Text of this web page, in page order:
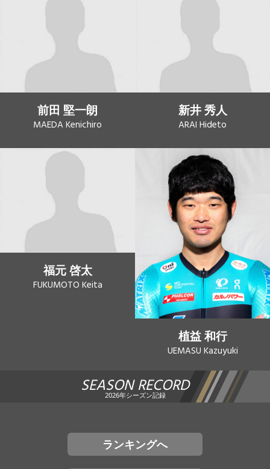
前田 堅一朗
MAEDA Kenichiro
新井 秀人
ARAI Hideto
福元 啓太
FUKUMOTO Keita
植益 和行
UEMASU Kazuyuki
SEASON RECORD
2026年シーズン記録
ランキングへ